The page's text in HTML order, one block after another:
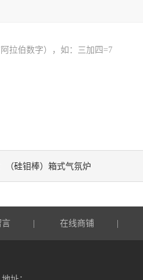
拉伯数字），如：三加四=7
（硅钼棒）箱式气氛炉
言 在线商铺